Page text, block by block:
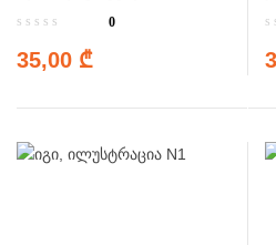
0
35,00 ₾